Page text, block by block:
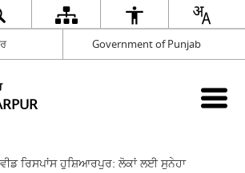
Government of Punjab
ਰਿਸਪਾਂਸ ਹੁਸ਼ਿਆਰਪੁਰ: ਲੋਕਾਂ ਲਈ ਸੁਨੇਹਾ